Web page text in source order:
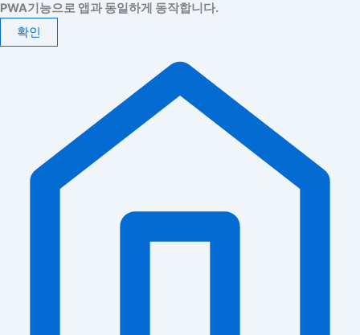
PWA기능으로 앱과 동일하게 동작합니다.
확인